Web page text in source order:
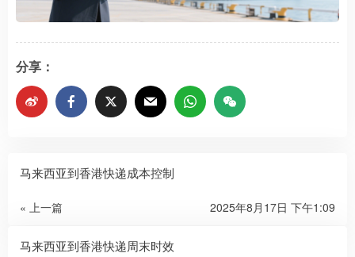
分享：
马来西亚到香港快递成本控制
« 上一篇 2025年8月17日 下午1:09
马来西亚到香港快递周末时效